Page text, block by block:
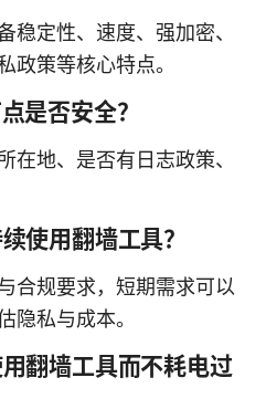
稳定性、速度、强加密、
政策等核心特点。
是否安全？
在地、是否有日志政策、
使用翻墙工具？
合规要求，短期需求可以
隐私与成本。
翻墙工具而不耗电过